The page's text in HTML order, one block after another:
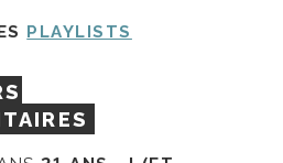
PLAYLISTS